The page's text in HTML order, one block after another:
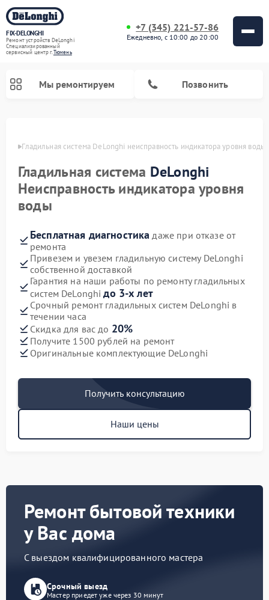
FIX-DELONGHI
Ремонт устройств DeLonghi
Специализированный
cервисный центр г.Тюмень
+7 (345) 221-57-86
Ежедневно, с 10:00 до 20:00
Мы ремонтируем Позвонить
Гладильная система DeLonghi неисправность индикатора уровня воды
Гладильная система DeLonghi
Неисправность индикатора уровня
воды
Бесплатная диагностика даже при отказе от
ремонта
Привезем и увезем гладильную систему DeLonghi
собственной доставкой
Гарантия на наши работы по ремонту гладильных
систем DeLonghiдо 3-х лет
Срочный ремонт гладильных систем DeLonghi в
течении часа
Скидка для вас до 20%
Получите 1500 рублей на ремонт
Оригинальные комплектующие DeLonghi
Получить консультацию
Наши цены
Ремонт бытовой техники
у Вас дома
С выездом квалифицированного мастера
Срочный выезд
Мастер приедет уже через 30 минут